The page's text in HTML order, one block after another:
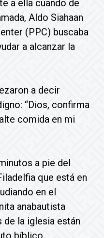
a ella cuando de
Aldo Siahaan
(PPC) buscaba
a alcanzar la
a decir
“Dios, confirma
comida en mi
a pie del
que está en
en el
anabautista
de la iglesia están
bíblico